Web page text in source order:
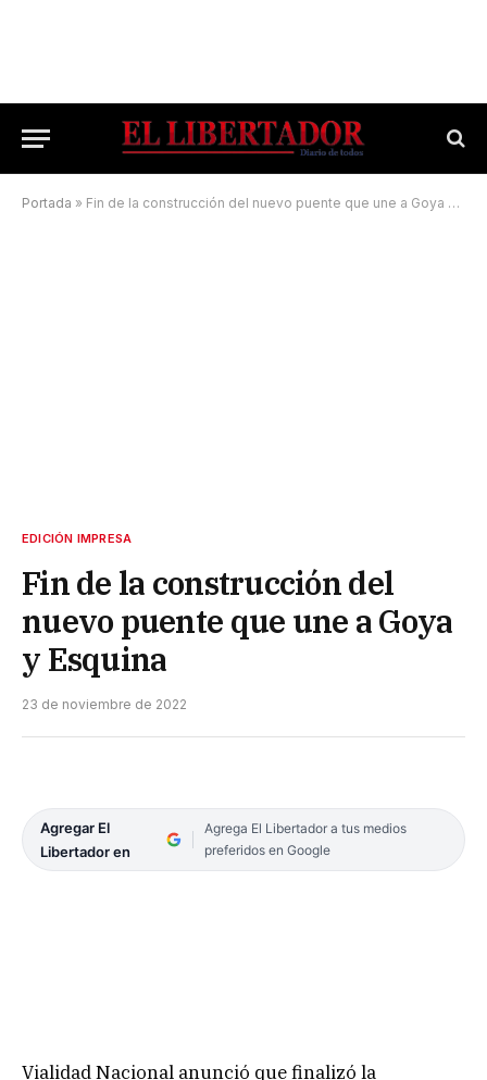
Portada » Fin de la construcción del nuevo puente que une a Goya y Esquina
EDICIÓN IMPRESA
Fin de la construcción del
nuevo puente que une a Goya
y Esquina
23 de noviembre de 2022
Agregar El
Libertador en
Agrega El Libertador a tus medios
preferidos en Google
Vialidad Nacional anunció que finalizó la